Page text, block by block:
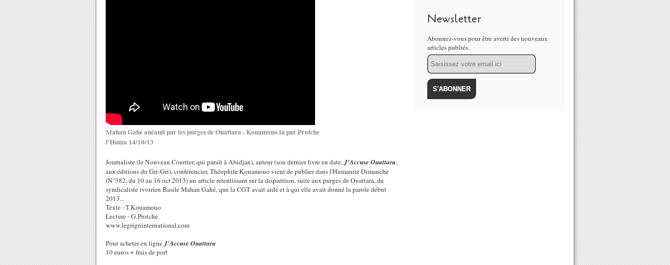
Mahan Gahé anéanti par les purges de Ouattara - Kouamouo lu par Protche
l'Huma 14/10/13
Journaliste (le Nouveau Courrier, qui paraît à Abidjan), auteur (son dernier livre en date,J'Accuse Ouattara,
aux éditions du Gri-Gri), conférencier, Théophile Kouamouo vient de publier dans l'Humanité Dimanche
(N°382, du 10 au 16 oct 2013) un article retentissant sur la disparition, suite aux purges de Ouattara, du
syndicaliste ivoirien Basile Mahan Gahé, que la CGT avait aidé et à qui elle avait donné la parole début
2013...
Texte - T.Kouamouo
Lecture - G.Protche
www.legrigriinternational.com
Pour acheter en ligneJ'Accuse Ouattara
10 euros + frais de port
Newsletter
Abonnez-vous pour être averti des nouveaux
articles publiés.
Email